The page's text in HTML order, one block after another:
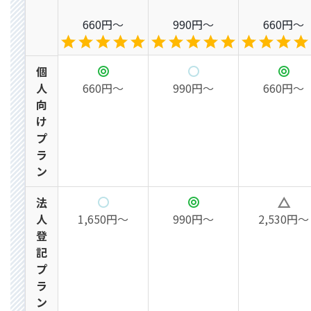
660円～ 990円～ 660円～
個
人
向
け
プ
ラ
ン
660円～ 990円～ 660円～
法
人
登
記
プ
ラ
ン
1,650円～ 990円～ 2,530円～